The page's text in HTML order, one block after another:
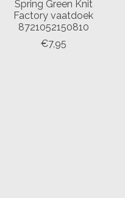
Spring Green Knit
Factory vaatdoek
8721052150810
€7,95